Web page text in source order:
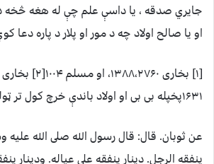
جايري صدقه ، يا داسې علم چې له هغه څخه
او يا صالح اولاد چه د مور او پلار د پاره دعا
۱۶۳۱پخپله بی بی او اولاد باندې خرچ کول تر ټولو غوره صدقه ده
عن ثوبان. قال: قال رسول الله صلى الله عليه
ينفقه الرجل. دينار ينفقه على عياله. ودينار